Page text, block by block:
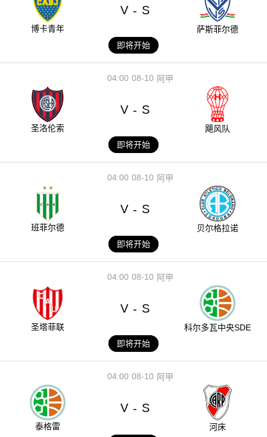
博卡青年
V - S
萨斯菲尔德
即将开始
08-10
04:00 阿甲
圣洛伦索
V - S
飓风队
即将开始
08-10
04:00 阿甲
班菲尔德
V - S
贝尔格拉诺
即将开始
08-10
04:00 阿甲
圣塔菲联
V - S
科尔多瓦中央SDE
即将开始
08-10
04:00 阿甲
泰格雷
V - S
河床